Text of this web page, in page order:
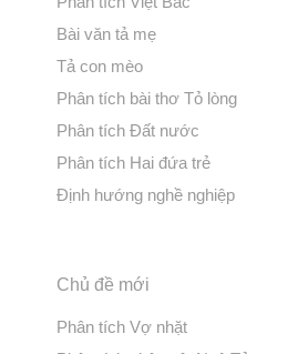
Bài văn tả mẹ
Tả con mèo
Phân tích bài thơ Tỏ lòng
Phân tích Đất nước
Phân tích Hai đứa trẻ
Định hướng nghề nghiệp
Chủ đề mới
Phân tích Vợ nhặt